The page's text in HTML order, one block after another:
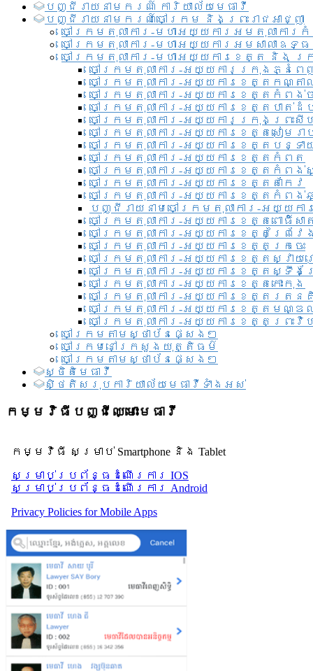
បញ្ជី​រាយ​នាមករណ៍ ការិយាល័យ​មេធាវី​
បញ្ជី​រាយ​នាមករណ៍​ចៅក្រម និងព្រះរាជអាជ្ញា
ចៅក្រមតុលាការ-មហាអយ្យការអមតុលាការ
ចៅក្រមតុលាការ-មហាអយ្យការអមសាលាឧទ្
ចៅក្រមតុលាការ-មហាអយ្យការខេត្ត និង ក្
ចៅក្រមតុលាការ-អយ្យការក្រុងភ្នំពេ
ចៅក្រមតុលាការ-អយ្យការខេត្តកណ្តា
ចៅក្រមតុលាការ-អយ្យការខេត្តកំពង់ច
ចៅក្រមតុលាការ-អយ្យការខេត្តបាត់ដំ
ចៅក្រមតុលាការ-អយ្យការ​ក្រុងព្រះសី
ចៅក្រមតុលាការ-អយ្យការខេត្តសៀមរា
ចៅក្រមតុលាការ-អយ្យការខេត្តបន្ទា
ចៅក្រមតុលាការ-អយ្យការខេត្តកំពត
ចៅក្រមតុលាការ-អយ្យការខេត្តកំពង់
ចៅក្រមតុលាការ-អយ្យការខេត្តតាកែវ
ចៅក្រមតុលាការ-អយ្យការខេត្តកំពង់
បញ្ជីរាយនាមចៅក្រមតុលាការ-អយ្យក
ចៅក្រមតុលាការ-អយ្យការខេត្តពោធិ៍សា
ចៅក្រមតុលាការ-អយ្យការខេត្តព្រៃវែ
ចៅក្រមតុលាការ-អយ្យការខេត្តក្រចេះ
ចៅក្រមតុលាការ-អយ្យការខេត្តស្វាយ
ចៅក្រមតុលាការ-អយ្យការខេត្តស្ទឹង
ចៅក្រមតុលាការ-អយ្យការខេត្តកោះកុង
ចៅក្រមតុលាការ-អយ្យការខេត្តរតន
ចៅក្រមតុលាការ-អយ្យការខេត្តមណ្
ចៅក្រមតុលាការ-អយ្យការខេត្តព្រះវិហ
ចៅក្រមតាមស្ថាប័នផ្សេងៗ
ចៅក្រមនៅក្រសួងយុត្តិធម៌
ចៅក្រមតាមស្ថាប័នផ្សេងៗ
ស្ថិតិមេធាវី
សិ្ថតិសរុបការិយាល័យមេធាវីទាំងអស់​
កម្មវិធីបញ្ជីឈ្មោះមេធាវី
កម្មវិធី សម្រាប់ Smartphone និង Tablet
សម្រាប់​ប្រព័ន្ធដំណើរការ IOS
សម្រាប់​ប្រព័ន្ធដំណើរការ Android
Privacy Policies for Mobile Apps